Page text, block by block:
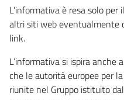
L’informativa è resa solo
altri siti web eventualmente
link.
L’informativa si ispira anche
che le autorità europee per
riunite nel Gruppo istituito